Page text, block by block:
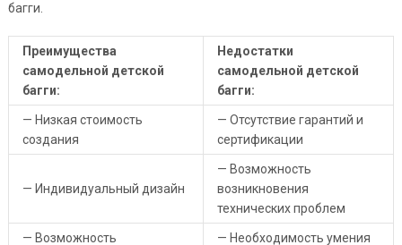
багги.
Преимущества
самодельной детской
багги:
Недостатки
самодельной детской
багги:
— Низкая стоимость
создания
— Отсутствие гарантий и
сертификации
— Индивидуальный дизайн
— Возможность
возникновения
технических проблем
— Возможность
— Необходимость умения